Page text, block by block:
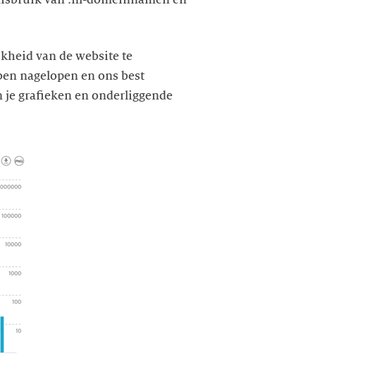
van de website te
nagelopen en ons best
grafieken en onderliggende